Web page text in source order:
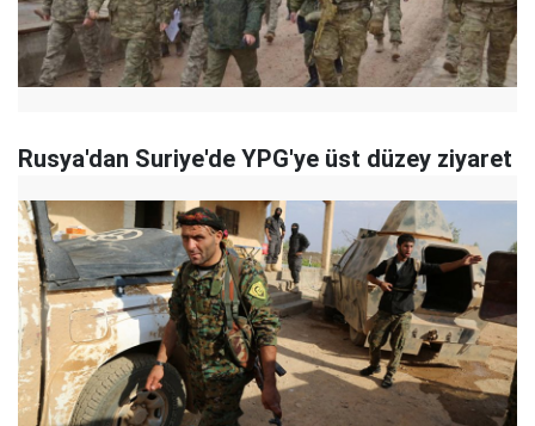
Rusya'dan Suriye'de YPG'ye üst düzey ziyaret